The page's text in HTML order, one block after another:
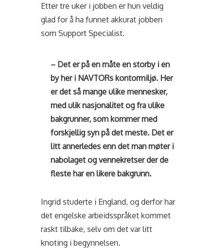
Etter tre uker i jobben er hun veldig
glad for å ha funnet akkurat jobben
som Support Specialist.
– Det er på en måte en storby i en
by her i NAVTORs kontormiljø. Her
er det så mange ulike mennesker,
med ulik nasjonalitet og fra ulike
bakgrunner, som kommer med
forskjellig syn på det meste. Det er
litt annerledes enn det man møter i
nabolaget og vennekretser der de
fleste har en likere bakgrunn.
Ingrid studerte i England, og derfor har
det engelske arbeidsspråket kommet
raskt tilbake, selv om det var litt
knoting i begynnelsen.